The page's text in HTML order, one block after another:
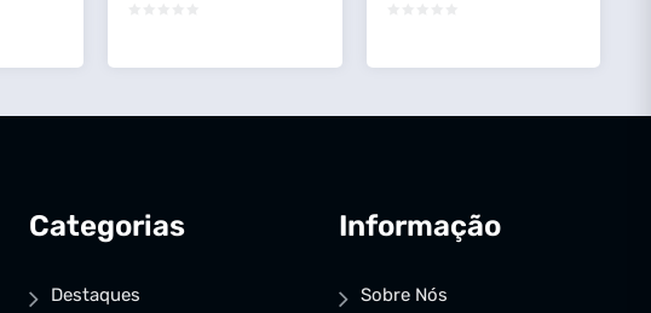
Categorias
Destaques
Informação
Sobre Nós